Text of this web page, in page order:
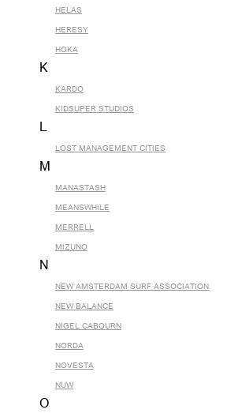
HELAS
HERESY
HOKA
K
KARDO
KIDSUPER STUDIOS
L
LOST MANAGEMENT CITIES
M
MANASTASH
MEANSWHILE
MERRELL
MIZUNO
N
NEW AMSTERDAM SURF ASSOCIATION
NEW BALANCE
NIGEL CABOURN
NORDA
NOVESTA
NUW
O